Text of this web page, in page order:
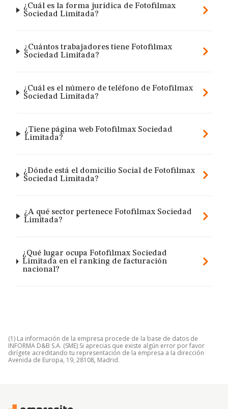
¿Cuál es la forma jurídica de Fotofilmax
Sociedad Limitada?
¿Cuántos trabajadores tiene Fotofilmax
Sociedad Limitada?
¿Cuál es el número de teléfono de Fotofilmax
Sociedad Limitada?
¿Tiene página web Fotofilmax Sociedad
Limitada?
¿Dónde está el domicilio Social de Fotofilmax
Sociedad Limitada?
¿A qué sector pertenece Fotofilmax Sociedad
Limitada?
¿Qué lugar ocupa Fotofilmax Sociedad
Limitada en el ranking de facturación
nacional?
(1) La información de la empresa procede de la base de datos de
INFORMA D&B S.A. (SME) Si aprecias que existe algún error por favor
dirígete acreditando tu representación de la empresa a la dirección
Avenida de Europa, 19, 28108, Madrid.